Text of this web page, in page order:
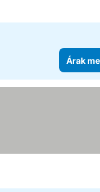
Árak